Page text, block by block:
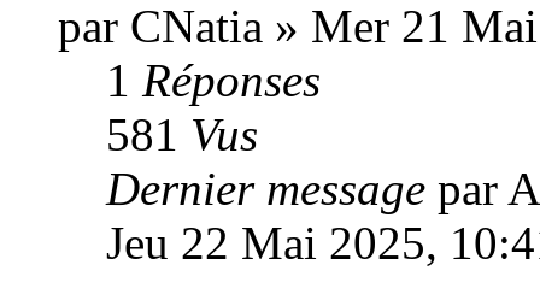
par CNatia » Mer 21
1 Réponses
581 Vus
Dernier message par
Jeu 22 Mai 2025,